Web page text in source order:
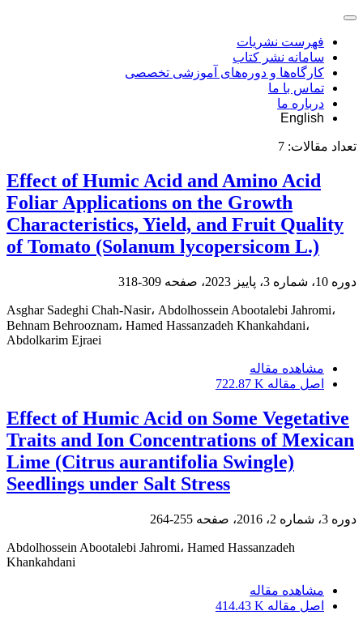
فهرست نشریات
سامانه نشر کتاب
کارگاه‌ها و دوره‌های آموزشی تخصصی
تماس با ما
درباره ما
English
تعداد مقالات: 7
Effect of Humic Acid and Amino Acid
Foliar Applications on the Growth
Characteristics, Yield, and Fruit Quality
of Tomato (Solanum lycopersicom L.)
دوره 10، شماره 3، پاییز 2023، صفحه 309-318
Asghar Sadeghi Chah-Nasir، Abdolhossein Abootalebi Jahromi،
Behnam Behrooznam، Hamed Hassanzadeh Khankahdani،
Abdolkarim Ejraei
مشاهده مقاله
اصل مقاله 722.87 K
Effect of Humic Acid on Some Vegetative
Traits and Ion Concentrations of Mexican
Lime (Citrus aurantifolia Swingle)
Seedlings under Salt Stress
دوره 3، شماره 2، 2016، صفحه 255-264
Abdolhossein Abootalebi Jahromi، Hamed Hassanzadeh
Khankahdani
مشاهده مقاله
اصل مقاله 414.43 K